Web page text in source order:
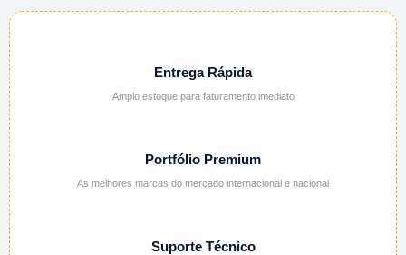
quantidade
Entrega Rápida
Amplo estoque para faturamento imediato
Portfólio Premium
As melhores marcas do mercado internacional e nacional
Suporte Técnico